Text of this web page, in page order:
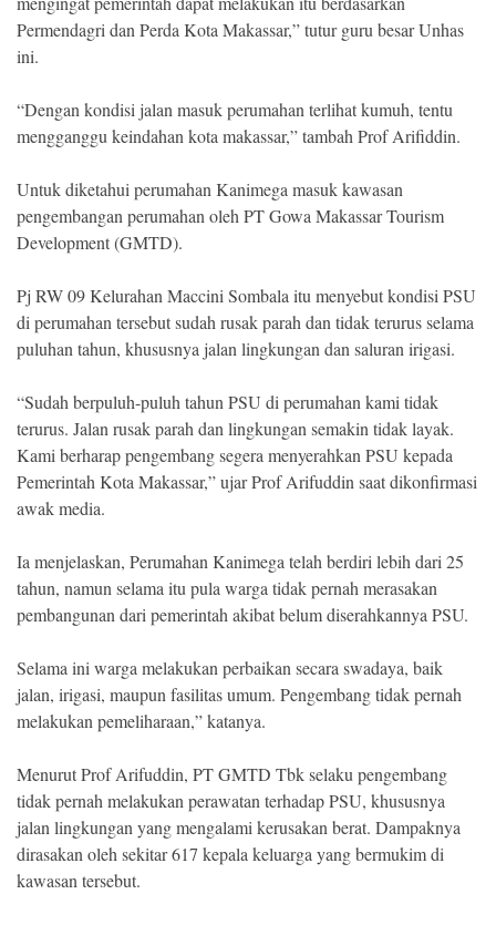
Permendagri dan Perda Kota Makassar,” tutur guru besar Unhas
ini.
“Dengan kondisi jalan masuk perumahan terlihat kumuh, tentu
mengganggu keindahan kota makassar,” tambah Prof Arifiddin.
Untuk diketahui perumahan Kanimega masuk kawasan
pengembangan perumahan oleh PT Gowa Makassar Tourism
Development (GMTD).
Pj RW 09 Kelurahan Maccini Sombala itu menyebut kondisi PSU
di perumahan tersebut sudah rusak parah dan tidak terurus selama
puluhan tahun, khususnya jalan lingkungan dan saluran irigasi.
“Sudah berpuluh-puluh tahun PSU di perumahan kami tidak
terurus. Jalan rusak parah dan lingkungan semakin tidak layak.
Kami berharap pengembang segera menyerahkan PSU kepada
Pemerintah Kota Makassar,” ujar Prof Arifuddin saat dikonfirmasi
awak media.
Ia menjelaskan, Perumahan Kanimega telah berdiri lebih dari 25
tahun, namun selama itu pula warga tidak pernah merasakan
pembangunan dari pemerintah akibat belum diserahkannya PSU.
Selama ini warga melakukan perbaikan secara swadaya, baik
jalan, irigasi, maupun fasilitas umum. Pengembang tidak pernah
melakukan pemeliharaan,” katanya.
Menurut Prof Arifuddin, PT GMTD Tbk selaku pengembang
tidak pernah melakukan perawatan terhadap PSU, khususnya
jalan lingkungan yang mengalami kerusakan berat. Dampaknya
dirasakan oleh sekitar 617 kepala keluarga yang bermukim di
kawasan tersebut.